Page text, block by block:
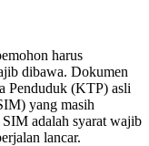
harus
dibawa. Dokumen
Penduduk (KTP) asli
yang masih
adalah syarat wajib
lancar.